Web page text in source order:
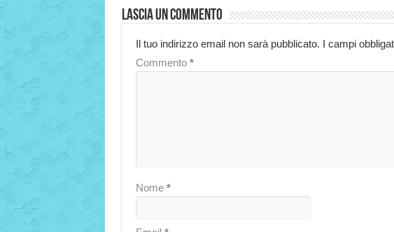
Lascia un commento
Il tuo indirizzo email non sarà pubblicato. I campi
Commento *
Nome *